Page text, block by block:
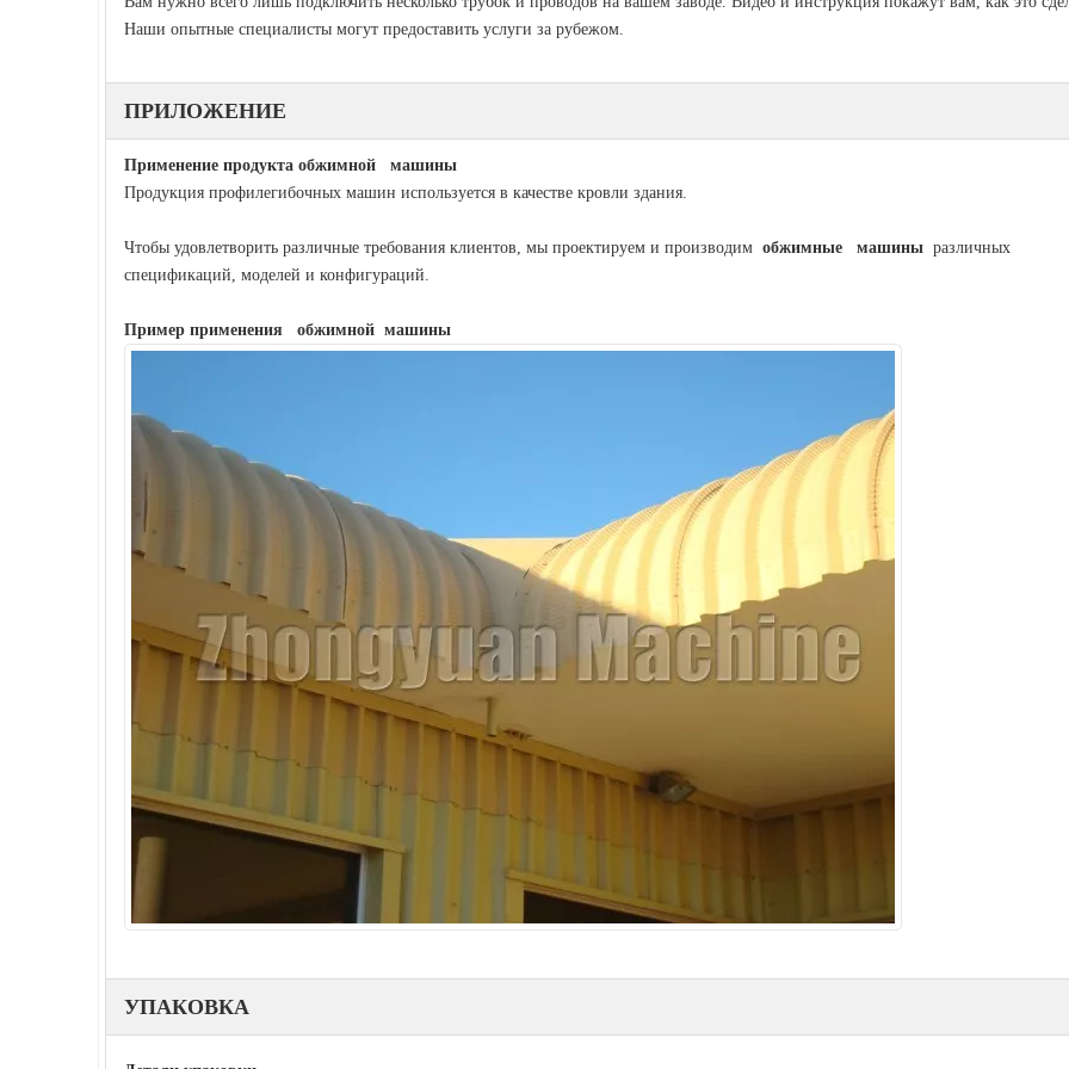
Наши опытные специалисты могут предоставить услуги за рубежом.
ПРИЛОЖЕНИЕ
Применение продукта обжимной машины
Продукция профилегибочных машин используется в качестве кровли здания.
Чтобы удовлетворить различные требования клиентов, мы проектируем и производим обжимные машины различных
спецификаций, моделей и конфигураций.
Пример применения обжимной машины
УПАКОВКА